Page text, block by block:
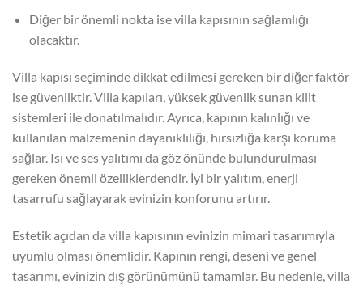
Diğer bir önemli nokta ise villa kapısının sağlamlığı
olacaktır.
Villa kapısı seçiminde dikkat edilmesi gereken bir diğer faktör
ise güvenliktir. Villa kapıları, yüksek güvenlik sunan kilit
sistemleri ile donatılmalıdır. Ayrıca, kapının kalınlığı ve
kullanılan malzemenin dayanıklılığı, hırsızlığa karşı koruma
sağlar. Isı ve ses yalıtımı da göz önünde bulundurulması
gereken önemli özelliklerdendir. İyi bir yalıtım, enerji
tasarrufu sağlayarak evinizin konforunu artırır.
Estetik açıdan da villa kapısının evinizin mimari tasarımıyla
uyumlu olması önemlidir. Kapının rengi, deseni ve genel
tasarımı, evinizin dış görünümünü tamamlar. Bu nedenle, villa